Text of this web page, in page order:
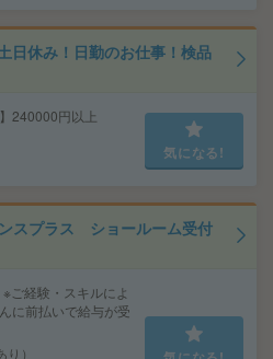
日休み！日勤のお仕事！検品
240000円以上
気になる!
スプラス ショールーム受付
経験・スキルによ
に前払いで給与が受
）